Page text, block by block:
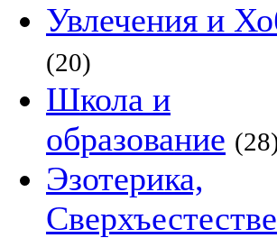
Увлечения и
(20)
Школа и
образование
Эзотерика,